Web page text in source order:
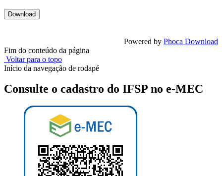
Powered by Phoca Download
Fim do conteúdo da página
Voltar para o topo
Início da navegação de rodapé
Consulte o cadastro do IFSP no e-MEC